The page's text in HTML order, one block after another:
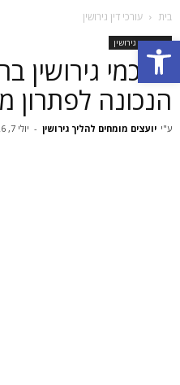
פתח סרגל נגישות
בית עורכי דין גירושין
עורכי דין גירושין
הסכמי
הנכונה לפתרון
ע"י יועצים מומחים להליך גירושין - יולי 7, 2026